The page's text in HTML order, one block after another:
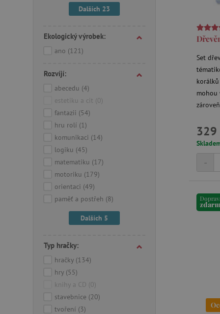
Dalších 23
Ekologický výrobek:
ano (121)
Rozvíjí:
abecedu (4)
estetiku a cit (0)
fantazii (54)
hru rolí (1)
komunikaci (14)
logiku (45)
matematiku (17)
motoriku (179)
orientaci (49)
paměť a postřeh (8)
Dalších 5
Typ hračky:
hračky (134)
hry (55)
knihy a CD (0)
stavebnice (20)
tvoření (3)
Set
mohou
329
-